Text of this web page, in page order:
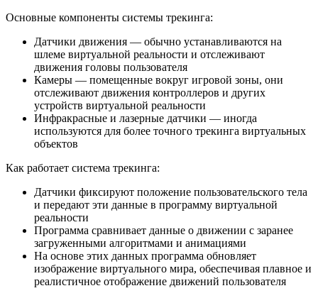
Основные компоненты системы трекинга:
Датчики движения — обычно устанавливаются на
шлеме виртуальной реальности и отслеживают
движения головы пользователя
Камеры — помещенные вокруг игровой зоны, они
отслеживают движения контроллеров и других
устройств виртуальной реальности
Инфракрасные и лазерные датчики — иногда
используются для более точного трекинга виртуальных
объектов
Как работает система трекинга:
Датчики фиксируют положение пользовательского тела
и передают эти данные в программу виртуальной
реальности
Программа сравнивает данные о движении с заранее
загруженными алгоритмами и анимациями
На основе этих данных программа обновляет
изображение виртуального мира, обеспечивая плавное и
реалистичное отображение движений пользователя